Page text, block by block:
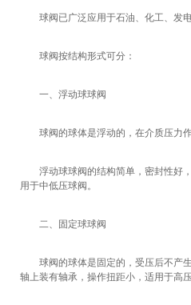
球阀已广泛应用于石油、化工、发
球阀按结构形式可分：
一、浮动球球阀
球阀的球体是浮动的，在介质压力
浮动球球阀的结构简单，密封性好
用于中低压球阀。
二、固定球球阀
球阀的球体是固定的，受压后不产
轴上装有轴承，操作扭距小，适用于高